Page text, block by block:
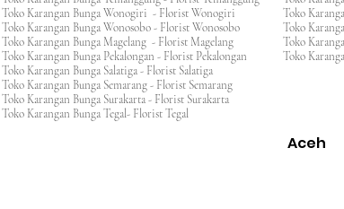
Toko Karangan Bunga Wonogiri - Florist Wonogiri
Toko Karangan Bunga Wonosobo - Florist Wonosobo
Toko Karangan Bunga Magelang - Florist Magelang
Toko Karangan Bunga Pekalongan - Florist Pekalongan
Toko Karangan Bunga Salatiga - Florist Salatiga
Toko Karangan Bunga Semarang - Florist Semarang
Toko Karangan Bunga Surakarta - Florist Surakarta
Toko Karangan Bunga Tegal- Florist Tegal
Toko
Toko
Toko
Toko
Aceh